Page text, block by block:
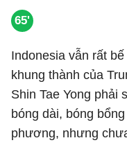
65'
Indonesia vẫn rất
khung thành của
Shin Tae Yong phải
bóng dài, bóng
phương, nhưng